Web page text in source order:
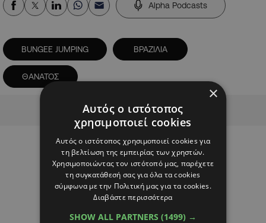
Alpha Podcasts
BUNGEE JUMPING ΒΡΑΖΙΛΙΑ
ΘΑΝΑΤΟΣ
Advertisement
×
Αυτός ο ιστότοπος
χρησιμοποιεί cookies
Αυτός ο ιστότοπος χρησιμοποιεί cookies για
τη βελτίωση της εμπειρίας των χρηστών.
Χρησιμοποιώντας τον ιστότοπό μας, παρέχετε
τη συγκατάθεσή σας για όλα τα cookies
σύμφωνα με την Πολιτική μας για τα cookies.
Διαβάστε περισσότερα
SHOW ALL PARTNERS (1499) →